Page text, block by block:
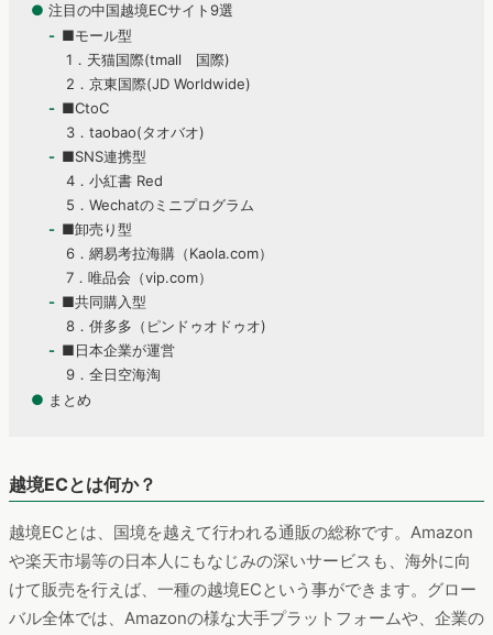
● 注目の中国越境ECサイト9選
■モール型
1．天猫国際(tmall 国際)
2．京東国際(JD Worldwide)
■CtoC
3．taobao(タオバオ)
■SNS連携型
4．小紅書 Red
5．Wechatのミニプログラム
■卸売り型
6．網易考拉海購（Kaola.com）
7．唯品会（vip.com）
■共同購入型
8．併多多（ピンドゥオドゥオ)
■日本企業が運営
9．全日空海淘
● まとめ
越境ECとは何か？
越境ECとは、国境を越えて行われる通販の総称です。Amazon
や楽天市場等の日本人にもなじみの深いサービスも、海外に向
けて販売を行えば、一種の越境ECという事ができます。グロー
バル全体では、Amazonの様な大手プラットフォームや、企業の